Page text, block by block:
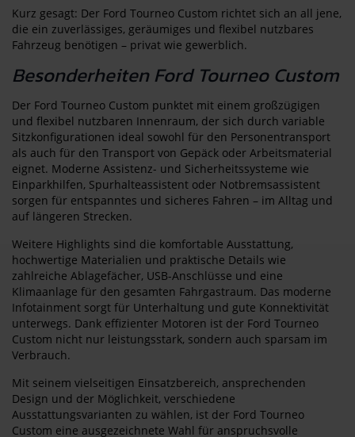
Kurz gesagt: Der Ford Tourneo Custom richtet sich an all jene,
die ein zuverlässiges, geräumiges und flexibel nutzbares
Fahrzeug benötigen – privat wie gewerblich.
Besonderheiten Ford Tourneo Custom
Der Ford Tourneo Custom punktet mit einem großzügigen
und flexibel nutzbaren Innenraum, der sich durch variable
Sitzkonfigurationen ideal sowohl für den Personentransport
als auch für den Transport von Gepäck oder Arbeitsmaterial
eignet. Moderne Assistenz- und Sicherheitssysteme wie
Einparkhilfen, Spurhalteassistent oder Notbremsassistent
sorgen für entspanntes und sicheres Fahren – im Alltag und
auf längeren Strecken.
Weitere Highlights sind die komfortable Ausstattung,
hochwertige Materialien und praktische Details wie
zahlreiche Ablagefächer, USB-Anschlüsse und eine
Klimaanlage für den gesamten Fahrgastraum. Das moderne
Infotainment sorgt für Unterhaltung und gute Konnektivität
unterwegs. Dank effizienter Motoren ist der Ford Tourneo
Custom nicht nur leistungsstark, sondern auch sparsam im
Verbrauch.
Mit seinem vielseitigen Einsatzbereich, ansprechenden
Design und der Möglichkeit, verschiedene
Ausstattungsvarianten zu wählen, ist der Ford Tourneo
Custom eine ausgezeichnete Wahl für anspruchsvolle